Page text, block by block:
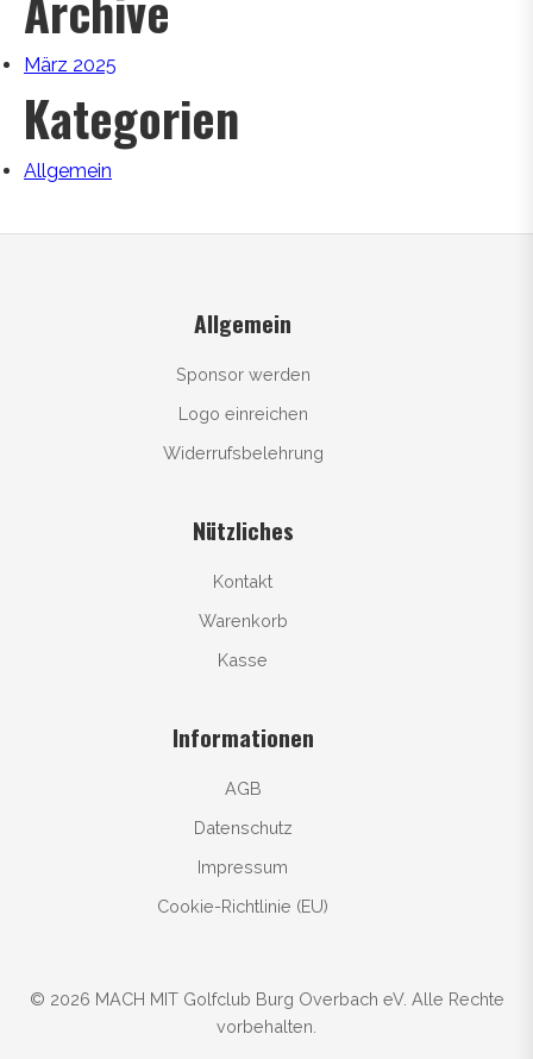
März 2025
Kategorien
Allgemein
Allgemein
Sponsor werden
Logo einreichen
Widerrufsbelehrung
Nützliches
Kontakt
Warenkorb
Kasse
Informationen
AGB
Datenschutz
Impressum
Cookie-Richtlinie (EU)
© 2026 MACH MIT Golfclub Burg Overbach eV. Alle Rechte
vorbehalten.